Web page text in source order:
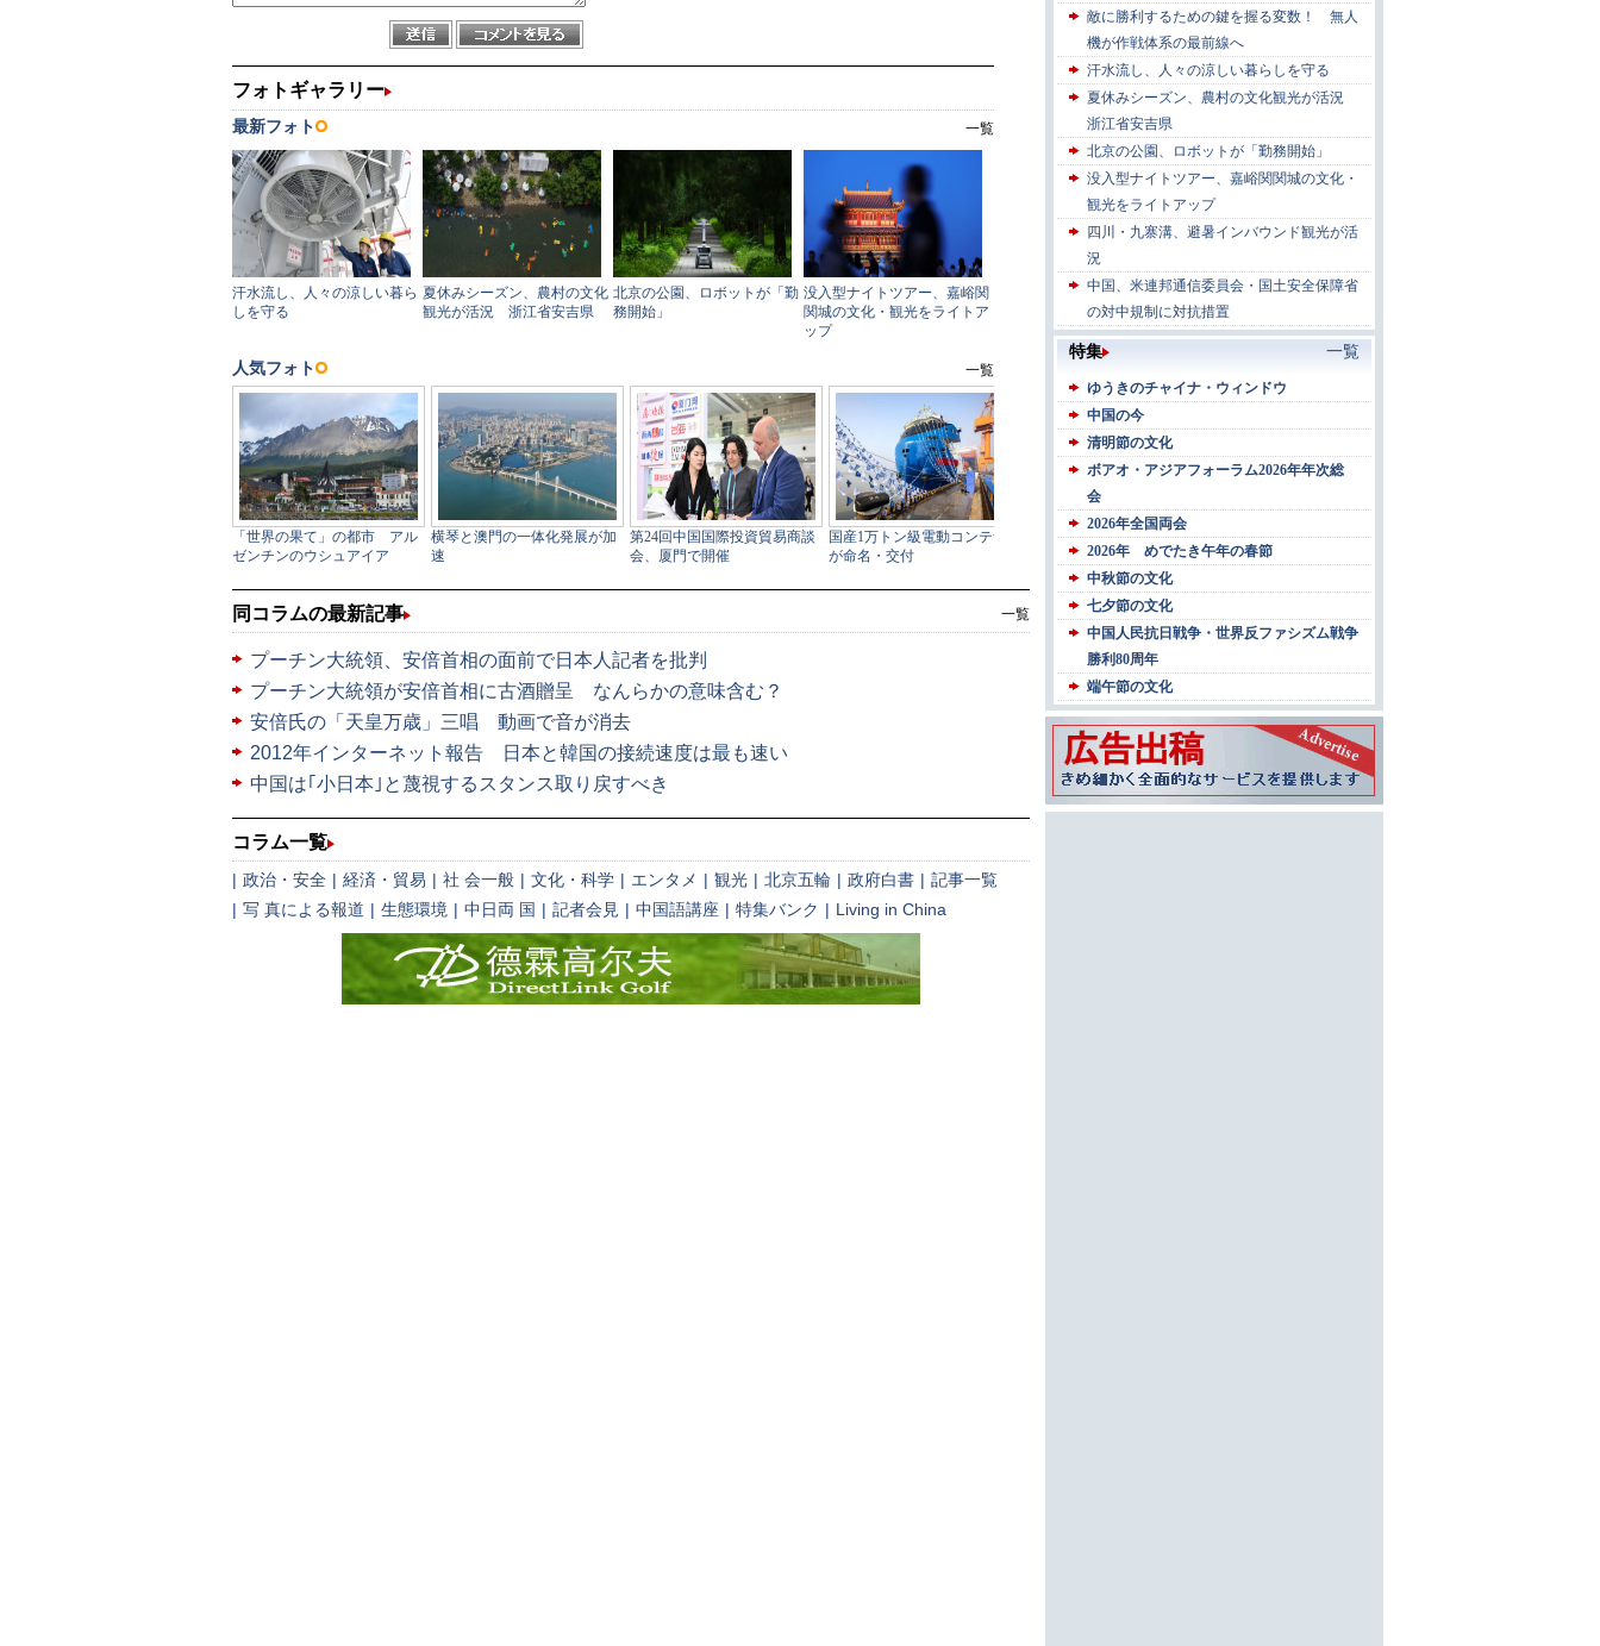
一覧
同コラムの最新記事
プーチン大統領、安倍首相の面前で日本人記者を批判
プーチン大統領が安倍首相に古酒贈呈 なんらかの意味含む？
安倍氏の「天皇万歳」三唱 動画で音が消去
2012年インターネット報告 日本と韓国の接続速度は最も速い
中国は｢小日本｣と蔑視するスタンス取り戻すべき
コラム一覧
| 政治・安全 | 経済・貿易 | 社 会一般 | 文化・科学 | エンタメ | 観光 | 北京五輪 | 政府白書 | 記事一覧
| 写 真による報道 | 生態環境 | 中日両 国 | 記者会見 | 中国語講座 | 特集バンク | Living in China